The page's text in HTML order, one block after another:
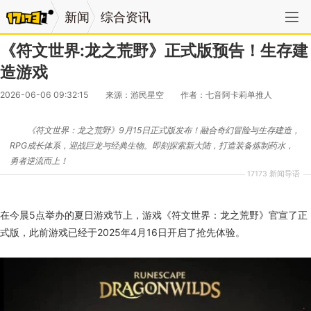
新闻 综合资讯
《符文世界:龙之荒野》正式版预告！生存建
造游戏
2026-06-06 09:32:15 来源：游民星空 作者：七音阿卡莉单推人
17173 新闻导语
《符文世界：龙之荒野》9月15日正式版发布！融合奇幻冒险与生存建造，
RPG成长体系，迎战巨龙与经典生物。即刻探索新大陆，打造装备炼制药水，
勇者逆流而上！
在今晨5点举办的夏日游戏节上，游戏《符文世界：龙之荒野》官宣了正
式版，此前游戏已经于2025年4月16日开启了抢先体验。